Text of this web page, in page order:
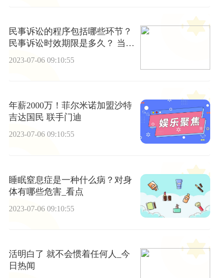
民事诉讼的程序包括哪些环节？
民事诉讼时效期限是多久？ 当前
2023-07-06 09:10:55
年薪2000万！菲尔米诺加盟沙特
吉达国民 联手门迪
2023-07-06 09:10:55
睡眠窒息症是一种什么病？对身
体有哪些危害_看点
2023-07-06 09:10:55
活明白了 就不会惯着任何人_今
日热闻